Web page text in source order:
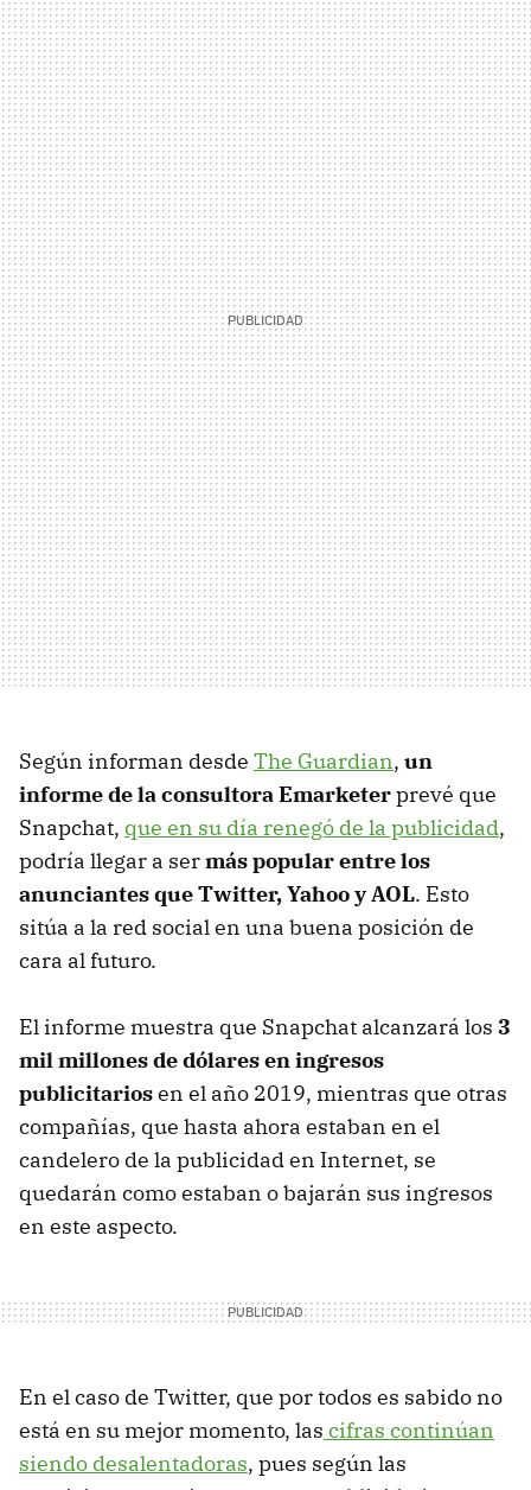
Según informan desde The Guardian, un
informe de la consultora Emarketerprevé que
Snapchat, que en su día renegó de la publicidad,
podría llegar a sermás popular entre los
anunciantes que Twitter, Yahoo y AOL. Esto
sitúa a la red social en una buena posición de
cara al futuro.
El informe muestra que Snapchat alcanzará los 3
mil millones de dólares en ingresos
publicitariosen el año 2019, mientras que otras
compañías, que hasta ahora estaban en el
candelero de la publicidad en Internet, se
quedarán como estaban o bajarán sus ingresos
en este aspecto.
En el caso de Twitter, que por todos es sabido no
está en su mejor momento, las cifras continúan
siendo desalentadoras, pues según las